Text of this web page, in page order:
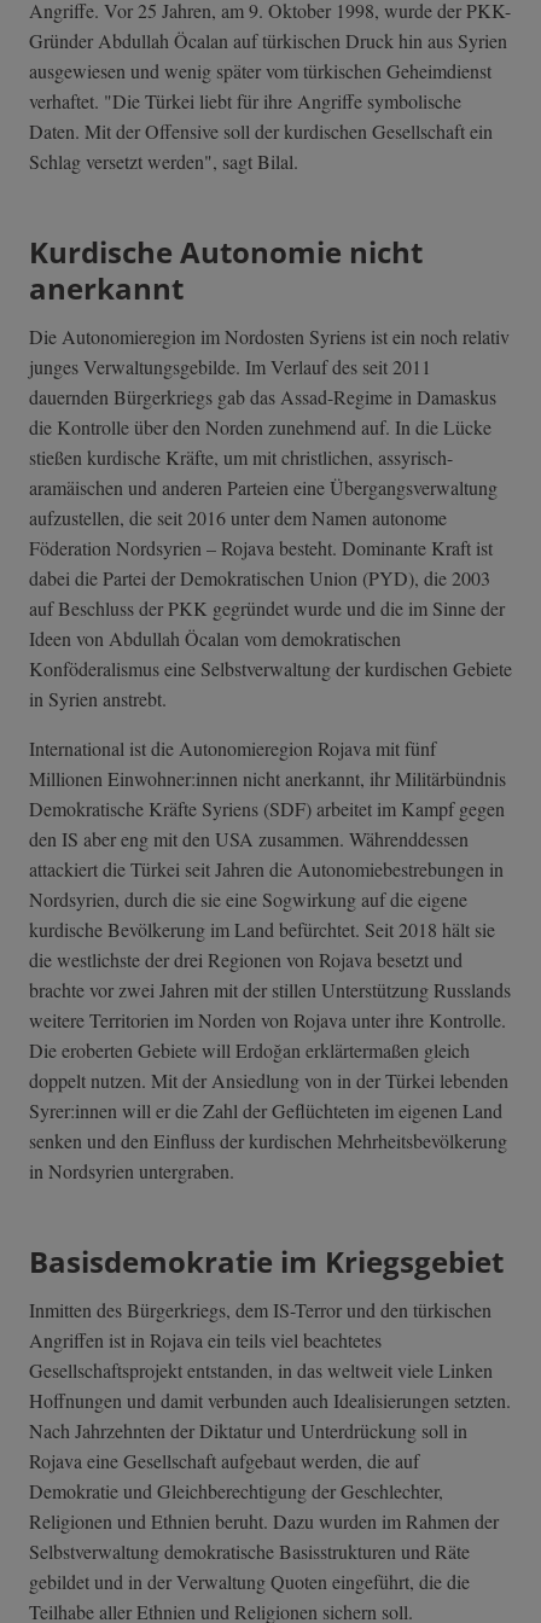
Angriffe. Vor 25 Jahren, am 9. Oktober 1998, wurde der PKK-
Gründer Abdullah Öcalan auf türkischen Druck hin aus Syrien
ausgewiesen und wenig später vom türkischen Geheimdienst
verhaftet. "Die Türkei liebt für ihre Angriffe symbolische
Daten. Mit der Offensive soll der kurdischen Gesellschaft ein
Schlag versetzt werden", sagt Bilal.
Kurdische Autonomie nicht
anerkannt
Die Autonomieregion im Nordosten Syriens ist ein noch relativ
junges Verwaltungsgebilde. Im Verlauf des seit 2011
dauernden Bürgerkriegs gab das Assad-Regime in Damaskus
die Kontrolle über den Norden zunehmend auf. In die Lücke
stießen kurdische Kräfte, um mit christlichen, assyrisch-
aramäischen und anderen Parteien eine Übergangsverwaltung
aufzustellen, die seit 2016 unter dem Namen autonome
Föderation Nordsyrien – Rojava besteht. Dominante Kraft ist
dabei die Partei der Demokratischen Union (PYD), die 2003
auf Beschluss der PKK gegründet wurde und die im Sinne der
Ideen von Abdullah Öcalan vom demokratischen
Konföderalismus eine Selbstverwaltung der kurdischen Gebiete
in Syrien anstrebt.
International ist die Autonomieregion Rojava mit fünf
Millionen Einwohner:innen nicht anerkannt, ihr Militärbündnis
Demokratische Kräfte Syriens (SDF) arbeitet im Kampf gegen
den IS aber eng mit den USA zusammen. Währenddessen
attackiert die Türkei seit Jahren die Autonomiebestrebungen in
Nordsyrien, durch die sie eine Sogwirkung auf die eigene
kurdische Bevölkerung im Land befürchtet. Seit 2018 hält sie
die westlichste der drei Regionen von Rojava besetzt und
brachte vor zwei Jahren mit der stillen Unterstützung Russlands
weitere Territorien im Norden von Rojava unter ihre Kontrolle.
Die eroberten Gebiete will Erdoğan erklärtermaßen gleich
doppelt nutzen. Mit der Ansiedlung von in der Türkei lebenden
Syrer:innen will er die Zahl der Geflüchteten im eigenen Land
senken und den Einfluss der kurdischen Mehrheitsbevölkerung
in Nordsyrien untergraben.
Basisdemokratie im Kriegsgebiet
Inmitten des Bürgerkriegs, dem IS-Terror und den türkischen
Angriffen ist in Rojava ein teils viel beachtetes
Gesellschaftsprojekt entstanden, in das weltweit viele Linken
Hoffnungen und damit verbunden auch Idealisierungen setzten.
Nach Jahrzehnten der Diktatur und Unterdrückung soll in
Rojava eine Gesellschaft aufgebaut werden, die auf
Demokratie und Gleichberechtigung der Geschlechter,
Religionen und Ethnien beruht. Dazu wurden im Rahmen der
Selbstverwaltung demokratische Basisstrukturen und Räte
gebildet und in der Verwaltung Quoten eingeführt, die die
Teilhabe aller Ethnien und Religionen sichern soll.